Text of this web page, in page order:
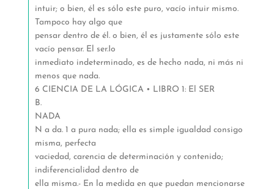
intuir; o bien, él es sólo este puro, vacío intuir mismo.
Tampoco hay algo que
pensar dentro de él. o bien, él es justamente sólo este
vacío pensar. El ser.Io
inmediato indeterminado, es de hecho nada, ni más ni
menos que nada.
6 CIENCIA DE LA LÓGICA • LIBRO 1: El SER
B.
NADA
N a da. 1 a pura nada; ella es simple igualdad consigo
misma, perfecta
vaciedad, carencia de determinación y contenido;
indiferencialidad dentro de
ella misma.- En la medida en que puedan mencionarse